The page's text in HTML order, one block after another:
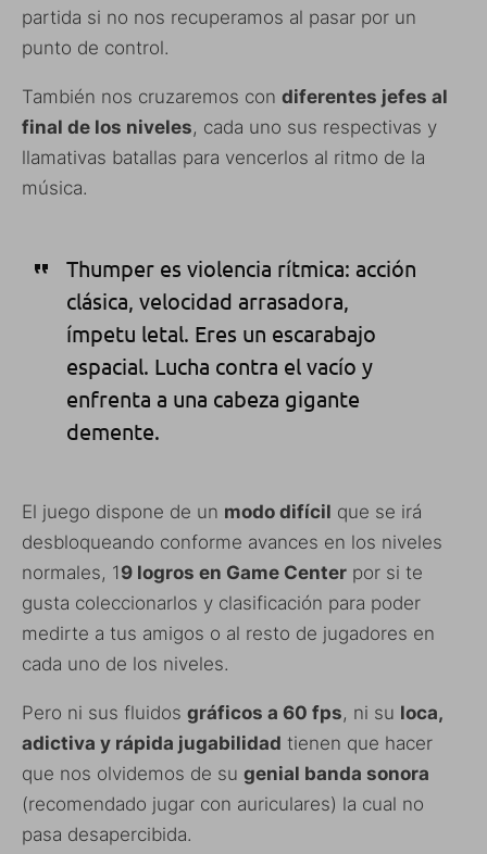
partida si no nos recuperamos al pasar por un
punto de control.
También nos cruzaremos con diferentes jefes al
final de los niveles, cada uno sus respectivas y
llamativas batallas para vencerlos al ritmo de la
música.
Thumper es violencia rítmica: acción
clásica, velocidad arrasadora,
ímpetu letal. Eres un escarabajo
espacial. Lucha contra el vacío y
enfrenta a una cabeza gigante
demente.
El juego dispone de un modo difícil que se irá
desbloqueando conforme avances en los niveles
normales, 1 9 logros en Game Center por si te
gusta coleccionarlos y clasificación para poder
medirte a tus amigos o al resto de jugadores en
cada uno de los niveles.
Pero ni sus fluidos gráficos a 60 fps, ni su loca,
adictiva y rápida jugabilidad tienen que hacer
que nos olvidemos de su genial banda sonora
(recomendado jugar con auriculares) la cual no
pasa desapercibida.